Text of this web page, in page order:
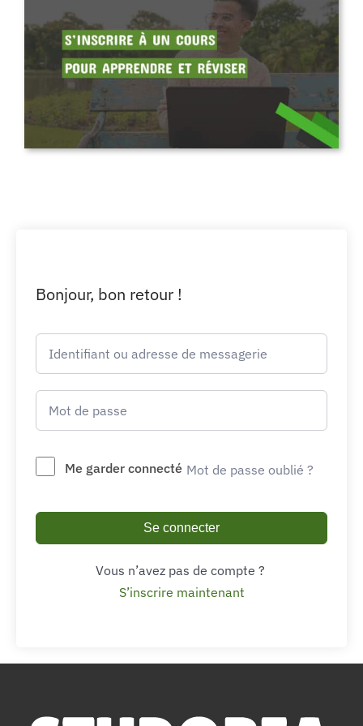
Bonjour, bon retour !
Me garder connecté Mot de passe oublié ?
Se connecter
Vous n’avez pas de compte ?
S’inscrire maintenant